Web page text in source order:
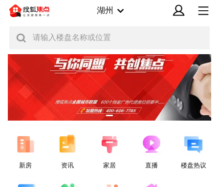
湖州
请输入楼盘名称或位置
新房 资讯 家居 直播 楼盘热议